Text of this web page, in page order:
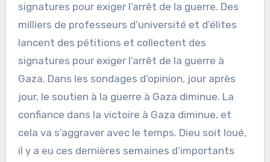
signatures pour exiger l’arrêt de la guerre. Des
milliers de professeurs d’université et d’élites
lancent des pétitions et collectent des
signatures pour exiger l’arrêt de la guerre à
Gaza. Dans les sondages d’opinion, jour après
jour, le soutien à la guerre à Gaza diminue. La
confiance dans la victoire à Gaza diminue, et
cela va s’aggraver avec le temps. Dieu soit loué,
il y a eu ces dernières semaines d’importants